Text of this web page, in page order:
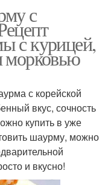
с
с курицей,
морковью
с корейской
вкус, сочность
купить в уже
шаурму, можно
и вкусно!